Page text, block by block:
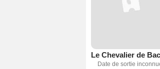
Date de sortie